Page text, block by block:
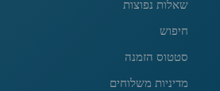
שאלות נפוצות
חיפוש
סטטוס הזמנה
מדיניות משלוחים